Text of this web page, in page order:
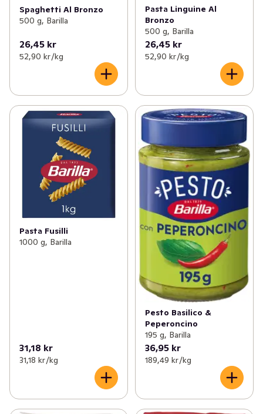
Spaghetti Al Bronzo
500 g, Barilla
26,45 kr
52,90 kr /kg
Pasta Linguine Al
Bronzo
500 g, Barilla
26,45 kr
52,90 kr /kg
Pasta Fusilli
1000 g, Barilla
31,18 kr
31,18 kr /kg
Pesto Basilico &
Peperoncino
195 g, Barilla
36,95 kr
189,49 kr /kg